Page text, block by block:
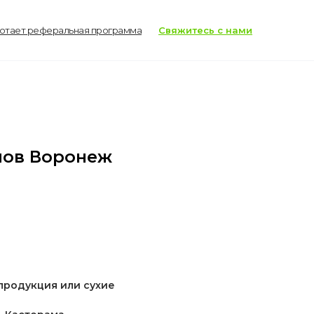
реферальная программа Свяжитесь с нами
Воронеж
или сухие